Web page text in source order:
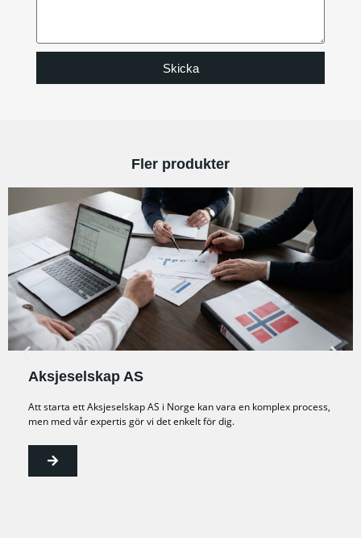
Skicka
Fler produkter
Aksjeselskap AS
Att starta ett Aksjeselskap AS i Norge kan vara en komplex process,
men med vår expertis gör vi det enkelt för dig.